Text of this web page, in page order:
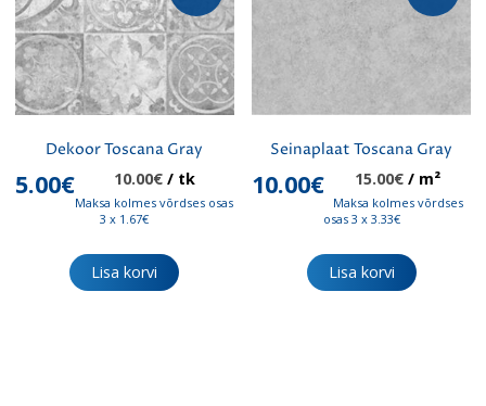
Dekoor Toscana Gray
10.00€ Algne
hind
5.00€
Praegune
hind
/ tk
Maksa kolmes võrdses osas
3 x 1.67€
Lisa korvi
Seinaplaat Toscana Gray
15.00€ Algne
hind
10.00€
Praegune
hind
/ m²
Maksa kolmes võrdses
osas 3 x 3.33€
Lisa korvi